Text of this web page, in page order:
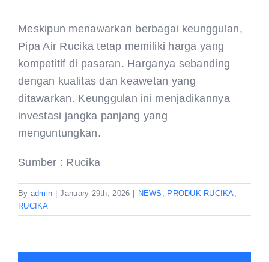
Meskipun menawarkan berbagai keunggulan,
Pipa Air Rucika tetap memiliki harga yang
kompetitif di pasaran. Harganya sebanding
dengan kualitas dan keawetan yang
ditawarkan. Keunggulan ini menjadikannya
investasi jangka panjang yang
menguntungkan.
Sumber : Rucika
By admin January 29th, 2026 NEWS PRODUK RUCIKA
RUCIKA